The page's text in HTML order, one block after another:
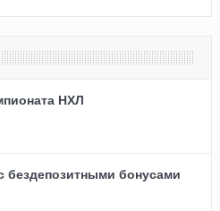
НХЛ
бездепозитными бонусами